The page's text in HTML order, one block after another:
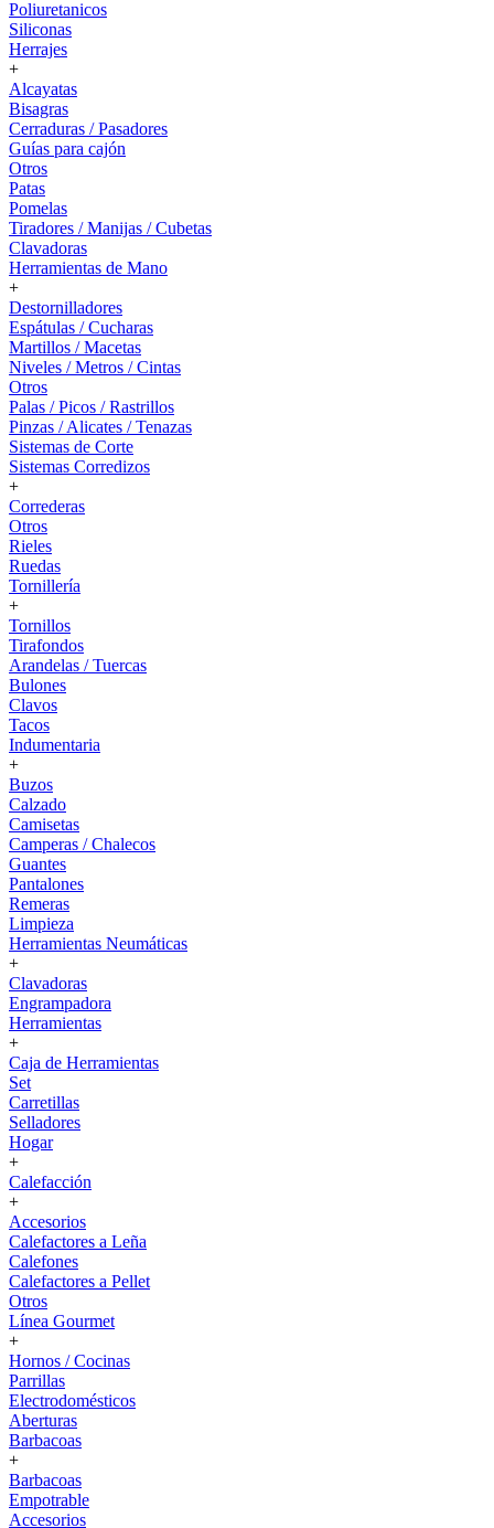
Poliuretanicos
Siliconas
Herrajes
+
Alcayatas
Bisagras
Cerraduras / Pasadores
Guías para cajón
Otros
Patas
Pomelas
Tiradores / Manijas / Cubetas
Clavadoras
Herramientas de Mano
+
Destornilladores
Espátulas / Cucharas
Martillos / Macetas
Niveles / Metros / Cintas
Otros
Palas / Picos / Rastrillos
Pinzas / Alicates / Tenazas
Sistemas de Corte
Sistemas Corredizos
+
Correderas
Otros
Rieles
Ruedas
Tornillería
+
Tornillos
Tirafondos
Arandelas / Tuercas
Bulones
Clavos
Tacos
Indumentaria
+
Buzos
Calzado
Camisetas
Camperas / Chalecos
Guantes
Pantalones
Remeras
Limpieza
Herramientas Neumáticas
+
Clavadoras
Engrampadora
Herramientas
+
Caja de Herramientas
Set
Carretillas
Selladores
Hogar
+
Calefacción
+
Accesorios
Calefactores a Leña
Calefones
Calefactores a Pellet
Otros
Línea Gourmet
+
Hornos / Cocinas
Parrillas
Electrodomésticos
Aberturas
Barbacoas
+
Barbacoas
Empotrable
Accesorios